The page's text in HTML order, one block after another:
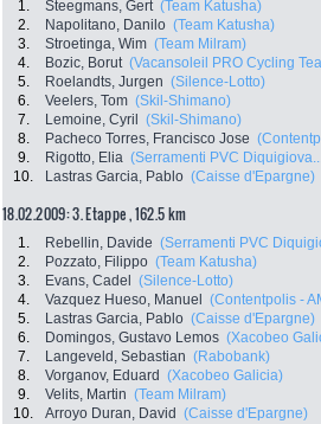
1. Steegmans, Gert (Team Katusha)
2.
Napolitano, Danilo (Team Katusha)
3.
Stroetinga, Wim (Team Milram)
4.
Bozic, Borut (Vacansoleil PRO Cycling
5.
Roelandts, Jurgen (Silence-Lotto)
6.
Veelers, Tom (Skil-Shimano)
7.
Lemoine, Cyril (Skil-Shimano)
8.
Pacheco Torres, Francisco Jose
9.
Rigotto, Elia (Serramenti PVC
10.
Lastras Garcia, Pablo (Caisse d'Epargne)
18.02.2009: 3. Etappe , 162.5 km
1. Rebellin, Davide (Serramenti PVC
2.
Pozzato, Filippo (Team Katusha)
3.
Evans, Cadel (Silence-Lotto)
4.
Vazquez Hueso, Manuel (Contentpolis -
5.
Lastras Garcia, Pablo (Caisse d'Epargne)
6.
Domingos, Gustavo Lemos (Xacobeo
7.
Langeveld, Sebastian (Rabobank)
8.
Vorganov, Eduard (Xacobeo Galicia)
9.
Velits, Martin (Team Milram)
10.
Arroyo Duran, David (Caisse d'Epargne)